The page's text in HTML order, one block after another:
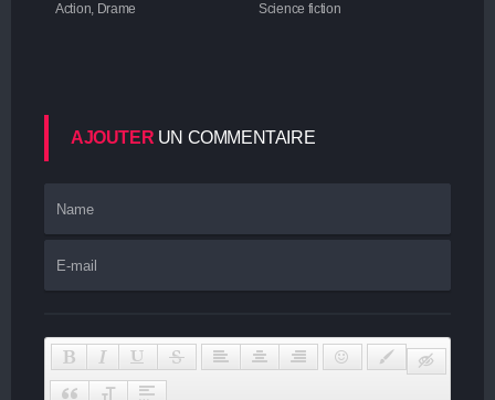
Action, Drame Science fiction
AJOUTER UN COMMENTAIRE